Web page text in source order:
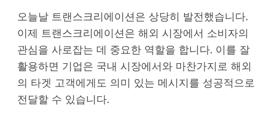
오늘날 트랜스크리에이션은 상당히 발전했습니다.
이제 트랜스크리에이션은 해외 시장에서 소비자의
관심을 사로잡는 데 중요한 역할을 합니다. 이를 잘
활용하면 기업은 국내 시장에서와 마찬가지로 해외
의 타겟 고객에게도 의미 있는 메시지를 성공적으로
전달할 수 있습니다.